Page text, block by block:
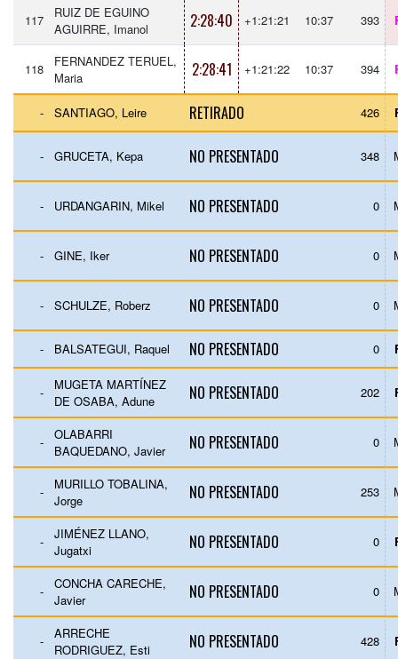
117
RUIZ DE EGUINO
AGUIRRE, Imanol
2:28:40 +1:21:21 10:37 393
118
FERNANDEZ TERUEL,
Maria
2:28:41 +1:21:22 10:37 394
- SANTIAGO, Leire RETIRADO 426
- GRUCETA, Kepa NO PRESENTADO 348
- URDANGARIN, Mikel NO PRESENTADO 0
- GINE, Iker NO PRESENTADO 0
- SCHULZE, Roberz NO PRESENTADO 0
- BALSATEGUI, Raquel NO PRESENTADO 0
-
MUGETA MARTÍNEZ
DE OSABA, Adune
NO PRESENTADO 202
-
OLABARRI
BAQUEDANO, Javier
NO PRESENTADO 0
-
MURILLO TOBALINA,
Jorge
NO PRESENTADO 253
-
JIMÉNEZ LLANO,
Jugatxi
NO PRESENTADO 0
-
CONCHA CARECHE,
Javier
NO PRESENTADO 0
-
ARRECHE
RODRIGUEZ, Esti
NO PRESENTADO 428